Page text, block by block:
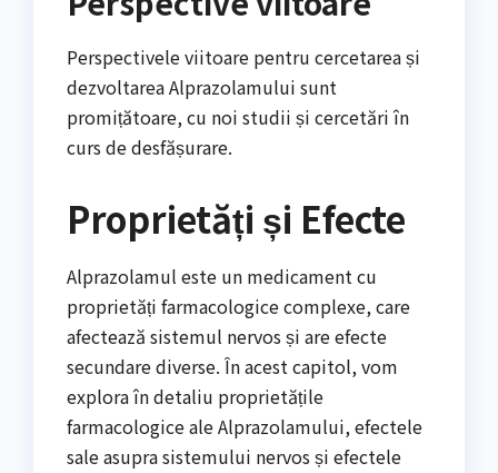
Perspectivele viitoare pentru cercetarea și
dezvoltarea Alprazolamului sunt
promițătoare, cu noi studii și cercetări în
curs de desfășurare.
Proprietăți și Efecte
Alprazolamul este un medicament cu
proprietăți farmacologice complexe, care
afectează sistemul nervos și are efecte
secundare diverse. În acest capitol, vom
explora în detaliu proprietățile
farmacologice ale Alprazolamului, efectele
sale asupra sistemului nervos și efectele